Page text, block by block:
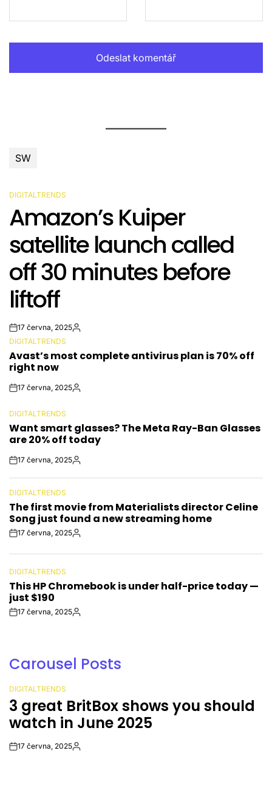
SW
POSTED
IN
DIGITALTRENDS
Amazon’s Kuiper
satellite launch called
off 30 minutes before
liftoff
Post
Date
17 června, 2025By:
POSTED
IN
DIGITALTRENDS
Avast’s most complete antivirus plan is 70% off
right now
Post17 června, 2025By:
POSTED
IN
DIGITALTRENDS
Want smart glasses? The Meta Ray-Ban Glasses
are 20% off today
Post17 června, 2025By:
POSTED
IN
DIGITALTRENDS
The first movie from Materialists director Celine
Song just found a new streaming home
Post17 června, 2025By:
POSTED
IN
DIGITALTRENDS
This HP Chromebook is under half-price today —
just $190
Post17 června, 2025By:
Carousel Posts
POSTED
IN
DIGITALTRENDS
Amazon’s Kuiper satellite launch
called off 30 minutes before liftoff
Post17 června, 2025By: